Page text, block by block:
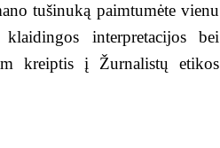
tušinuką paimtumėte vienu
interpretacijos bei
kreiptis į Žurnalistų etikos